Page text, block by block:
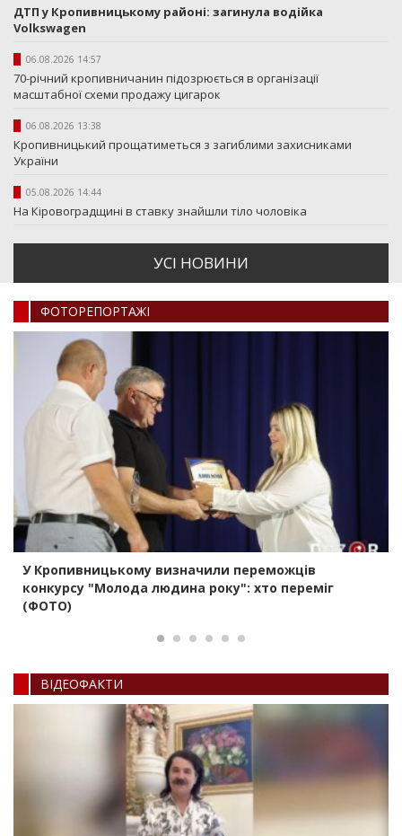
ДТП у Кропивницькому районі: загинула водійка
Volkswagen
06.08.2026 14:57
70-річний кропивничанин підозрюється в організації
масштабної схеми продажу цигарок
06.08.2026 13:38
Кропивницький прощатиметься з загиблими захисниками
України
05.08.2026 14:44
На Кіровоградщині в ставку знайшли тіло чоловіка
УСI НОВИНИ
ФОТОРЕПОРТАЖI
У Кропивницькому визначили переможців
конкурсу "Молода людина року": хто переміг
(ФОТО)
ВIДЕОФАКТИ